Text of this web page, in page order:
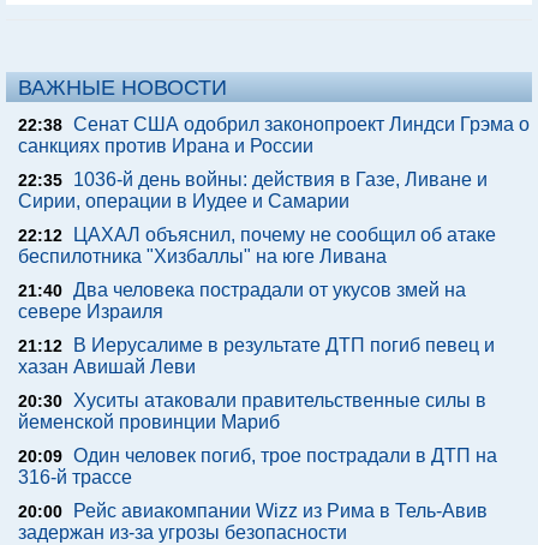
ВАЖНЫЕ НОВОСТИ
22:38 Сенат США одобрил законопроект Линдси Грэма о
санкциях против Ирана и России
22:35
1036-й день войны: действия в Газе, Ливане и
Сирии, операции в Иудее и Самарии
22:12
ЦАХАЛ объяснил, почему не сообщил об атаке
беспилотника "Хизбаллы" на юге Ливана
21:40 Два человека пострадали от укусов змей на
севере Израиля
21:12
В Иерусалиме в результате ДТП погиб певец и
хазан Авишай Леви
20:30 Хуситы атаковали правительственные силы в
йеменской провинции Мариб
20:09 Один человек погиб, трое пострадали в ДТП на
316-й трассе
20:00
Рейс авиакомпании Wizz из Рима в Тель-Авив
задержан из-за угрозы безопасности